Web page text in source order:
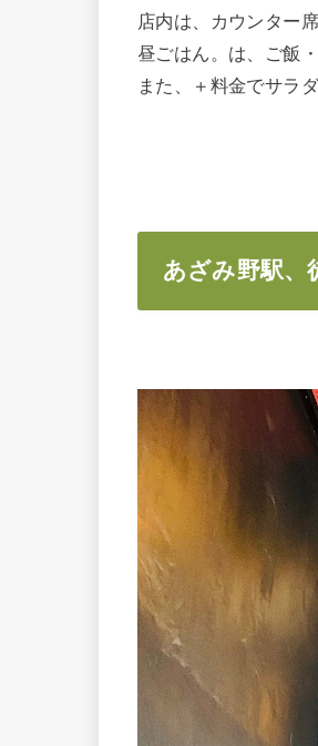
店内は、カウンター
昼ごはん。は、ご飯
また、＋料金でサラ
あざみ野駅